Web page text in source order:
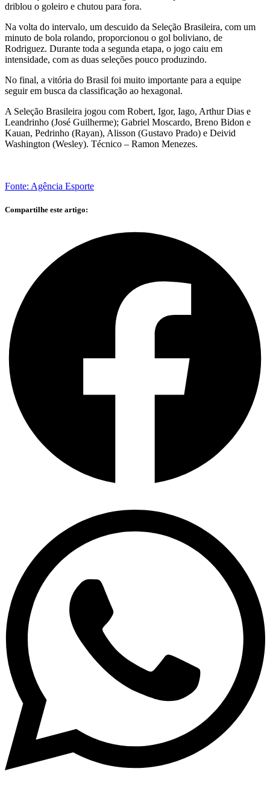
driblou o goleiro e chutou para fora.
Na volta do intervalo, um descuido da Seleção Brasileira, com um
minuto de bola rolando, proporcionou o gol boliviano, de
Rodriguez. Durante toda a segunda etapa, o jogo caiu em
intensidade, com as duas seleções pouco produzindo.
No final, a vitória do Brasil foi muito importante para a equipe
seguir em busca da classificação ao hexagonal.
A Seleção Brasileira jogou com Robert, Igor, Iago, Arthur Dias e
Leandrinho (José Guilherme); Gabriel Moscardo, Breno Bidon e
Kauan, Pedrinho (Rayan), Alisson (Gustavo Prado) e Deivid
Washington (Wesley). Técnico – Ramon Menezes.
Fonte: Agência Esporte
Compartilhe este artigo: